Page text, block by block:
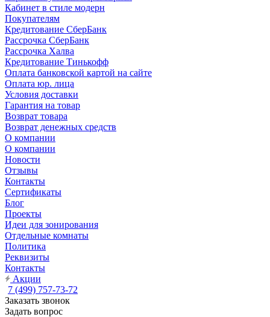
Кабинет в стиле модерн
Покупателям
Кредитование СберБанк
Рассрочка СберБанк
Рассрочка Халва
Кредитование Тинькофф
Оплата банковской картой на сайте
Оплата юр. лица
Условия доставки
Гарантия на товар
Возврат товара
Возврат денежных средств
О компании
О компании
Новости
Отзывы
Контакты
Сертификаты
Блог
Проекты
Идеи для зонирования
Отдельные комнаты
Политика
Реквизиты
Контакты
Акции
7 (499) 757-73-72
Заказать звонок
Задать вопрос